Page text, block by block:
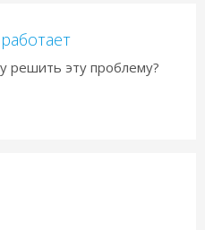
решить эту проблему?